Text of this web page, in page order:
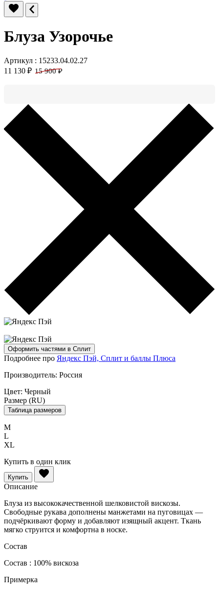
Блуза Узорочье
Артикул : 15233.04.02.27
11 130 ₽ 15 900 ₽
Оформить частями в Сплит
Подробнее про Яндекс Пэй, Сплит и баллы Плюса
Производитель: Россия
Цвет: Черный
Размер (RU)
Таблица размеров
M
L
XL
Купить в один клик
Купить
Описание
Блуза из высококачественной шелковистой вискозы.
Свободные рукава дополнены манжетами на пуговицах —
подчёркивают форму и добавляют изящный акцент. Ткань
мягко струится и комфортна в носке.
Состав
Состав : 100% вискоза
Примерка